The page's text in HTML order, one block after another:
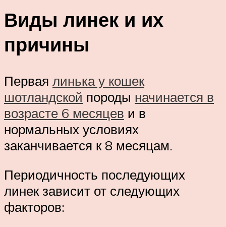
Виды линек и их
причины
Первая линька у кошек
шотландской породы начинается в
возрасте 6 месяцев и в
нормальных условиях
заканчивается к 8 месяцам.
Периодичность последующих
линек зависит от следующих
факторов: